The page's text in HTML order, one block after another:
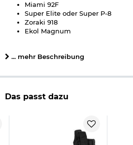
Miami 92F
Super Elite oder Super P-8
Zoraki 918
Ekol Magnum
Details zu Coptex Holster groß:
passend für Revolver bis 6 Zoll
Gürtelschlaufe Farbe: schwarz
Lieferung erfolgt ohne Waffe.
... mehr Beschreibung
Das passt dazu